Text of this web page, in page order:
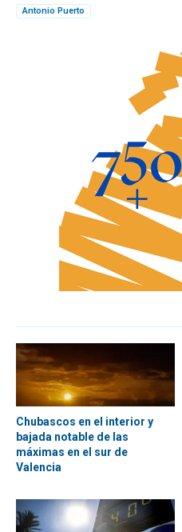
Antonio Puerto
Chubascos en el interior y
bajada notable de las
máximas en el sur de
Valencia